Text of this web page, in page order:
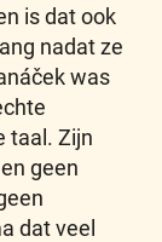
is dat ook
nadat ze
was
taal. Zijn
geen
dat veel